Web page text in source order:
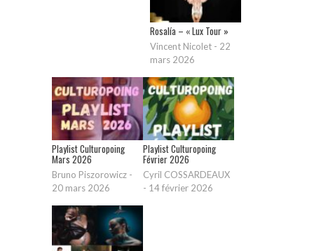
Rosalía – « Lux Tour »
Vincent Nicolet - 22
mars 2026
Playlist Culturopoing
Mars 2026
Bruno Piszorowicz -
20 mars 2026
Playlist Culturopoing
Février 2026
Cyril COSSARDEAUX
- 14 février 2026